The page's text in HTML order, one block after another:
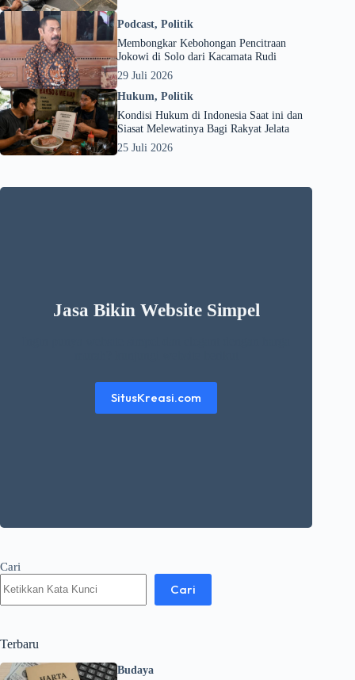
Podcast, Politik
Membongkar Kebohongan Pencitraan
Jokowi di Solo dari Kacamata Rudi
29 Juli 2026
Hukum, Politik
Kondisi Hukum di Indonesia Saat ini dan
Siasat Melewatinya Bagi Rakyat Jelata
25 Juli 2026
Jasa Bikin Website Simpel
SitusKreasi.com
Cari
Cari
Terbaru
Budaya